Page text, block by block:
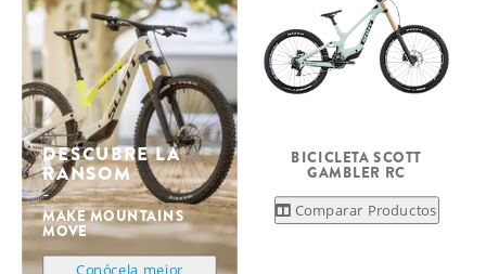
DESCUBRE LA
RANSOM
MAKE MOUNTAINS
MOVE
Conócela mejor
BICICLETA SCOTT
GAMBLER RC
Comparar Productos